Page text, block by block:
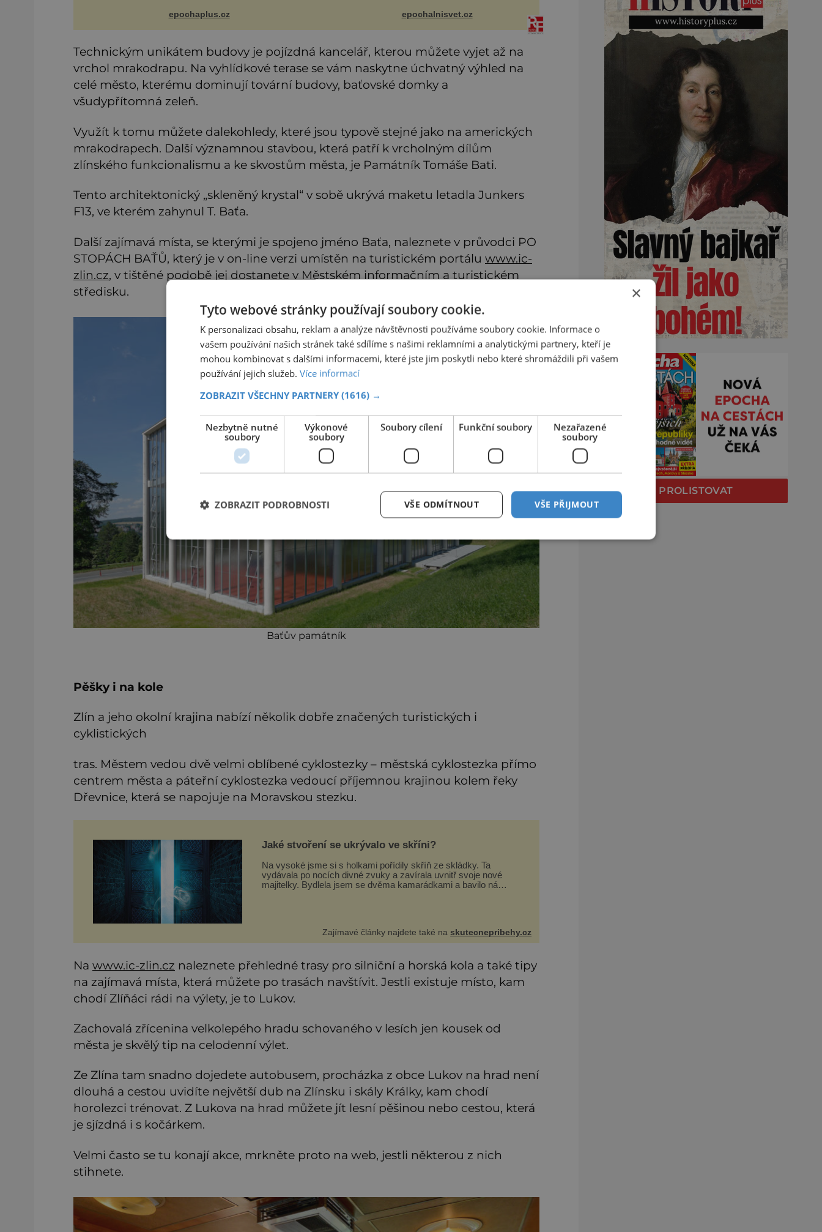
Ládinovi (1957–2011). To je
2018) viněný ze spoluúčasti na
epochaplus.cz
probere z mdlob, vzpomene si
jasnovidek, kterou před lety
epochalnisvet.cz
Technickým unikátem budovy je pojízdná kancelář, kterou můžete vyjet až na
vrchol mrakodrapu. Na vyhlídkové terase se vám naskytne úchvatný výhled na
celé město, kterému dominují tovární budovy, baťovské domky a
všudypřítomná zeleň.
Využít k tomu můžete dalekohledy, které jsou typově stejné jako na amerických
mrakodrapech. Další významnou stavbou, která patří k vrcholným dílům
zlínského funkcionalismu a ke skvostům města, je Památník Tomáše Bati.
Tento architektonický „skleněný krystal“ v sobě ukrývá maketu letadla Junkers
F13, ve kterém zahynul T. Baťa.
Další zajímavá místa, se kterými je spojeno jméno Baťa, naleznete v průvodci PO
STOPÁCH BAŤŮ, který je v on-line verzi umístěn na turistickém portálu www.ic-
zlin.cz, v tištěné podobě jej dostanete v Městském informačním a turistickém
středisku.
Baťův památník
Pěšky i na kole
Zlín a jeho okolní krajina nabízí několik dobře značených turistických i
cyklistických
tras. Městem vedou dvě velmi oblíbené cyklostezky – městská cyklostezka přímo
centrem města a páteřní cyklostezka vedoucí příjemnou krajinou kolem řeky
Dřevnice, která se napojuje na Moravskou stezku.
Jaké stvoření se ukrývalo ve skříni?
Na vysoké jsme si s holkami pořídily skříň ze skládky. Ta
vydávala po nocích divné zvuky a zavírala uvnitř svoje nové
majitelky. Bydlela jsem se dvěma kamarádkami a bavilo nás
Zajímavé články najdete také naskutecnepribehy.cz
Na www.ic-zlin.cz naleznete přehledné trasy pro silniční a horská kola a také tipy
na zajímavá místa, která můžete po trasách navštívit. Jestli existuje místo, kam
chodí Zlíňáci rádi na výlety, je to Lukov.
Zachovalá zřícenina velkolepého hradu schovaného v lesích jen kousek od
města je skvělý tip na celodenní výlet.
Ze Zlína tam snadno dojedete autobusem, procházka z obce Lukov na hrad není
dlouhá a cestou uvidíte největší dub na Zlínsku i skály Králky, kam chodí
horolezci trénovat. Z Lukova na hrad můžete jít lesní pěšinou nebo cestou, která
je sjízdná i s kočárkem.
Velmi často se tu konají akce, mrkněte proto na web, jestli některou z nich
stihnete.
PROLISTOVAT
×
Tyto webové stránky používají soubory cookie.
K personalizaci obsahu, reklam a analýze návštěvnosti používáme soubory cookie. Informace o
vašem používání našich stránek také sdílíme s našimi reklamními a analytickými partnery, kteří je
mohou kombinovat s dalšími informacemi, které jste jim poskytli nebo které shromáždili při vašem
používání jejich služeb. Více informací
ZOBRAZIT VŠECHNY PARTNERY (1616) →
Nezbytně nutné
soubory
Výkonové
soubory
Soubory cílení Funkční soubory
Nezařazené
soubory
VŠE PŘIJMOUT
VŠE ODMÍTNOUT
ZOBRAZIT PODROBNOSTI